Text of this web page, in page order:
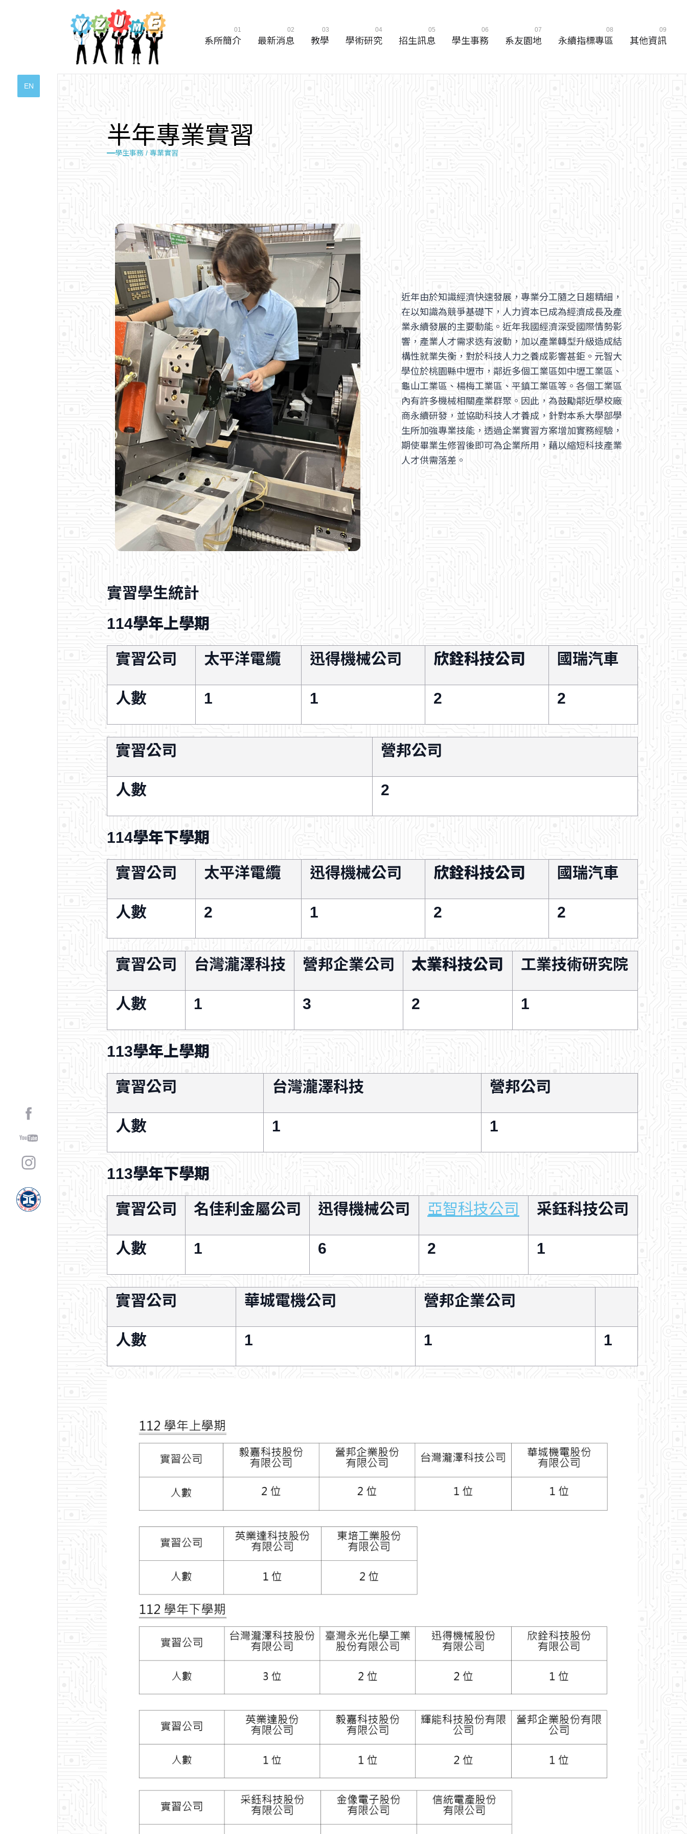
01
系所簡介
02
最新消息
03
教學
04
學術研究
05
招生訊息
06
學生事務
07
系友園地
08
永續指標專區
09
其他資訊
學生事務 / 專業實習
半年專業實習
近年由於知識經濟快速發展，專業分工隨之日趨精細，
在以知識為競爭基礎下，人力資本已成為經濟成長及產
業永續發展的主要動能。近年我國經濟深受國際情勢影
響，產業人才需求迭有波動，加以產業轉型升級造成結
構性就業失衡，對於科技人力之養成影響甚鉅。元智大
學位於桃園縣中壢市，鄰近多個工業區如中壢工業區、
龜山工業區、楊梅工業區、平鎮工業區等。各個工業區
內有許多機械相關產業群聚。因此，為鼓勵鄰近學校廠
商永續研發，並協助科技人才養成，針對本系大學部學
生所加強專業技能，透過企業實習方案增加實務經驗，
期使畢業生修習後即可為企業所用，藉以縮短科技產業
人才供需落差。
實習學生統計
114學年上學期
實習公司 太平洋電纜 迅得機械公司 欣銓科技公司 國瑞汽車
人數 1 1 2 2
實習公司 營邦公司
人數 2
114學年下學期
實習公司 太平洋電纜 迅得機械公司 欣銓科技公司 國瑞汽車
人數 2 1 2 2
實習公司 台灣瀧澤科技 營邦企業公司 太業科技公司 工業技術研究院
人數 1 3 2 1
113學年上學期
實習公司 台灣瀧澤科技 營邦公司
人數 1 1
113學年下學期
實習公司 名佳利金屬公司 迅得機械公司 亞智科技公司 采鈺科技公司
人數 1 6 2 1
實習公司 華城電機公司 營邦企業公司
人數 1 1 1
EN